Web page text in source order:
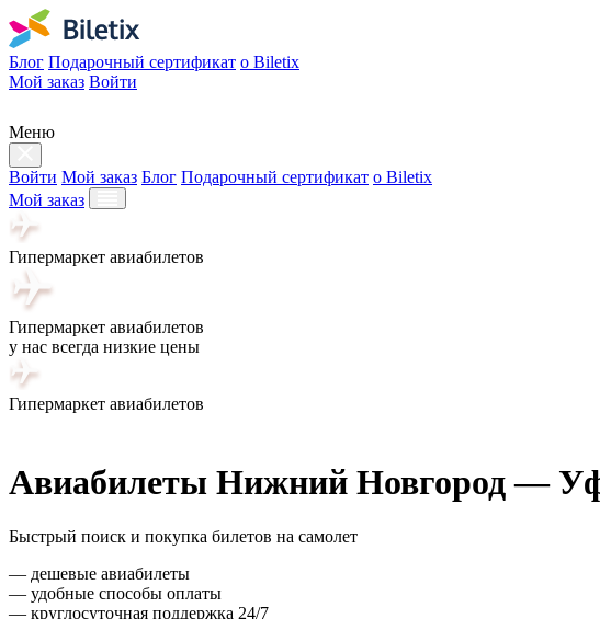
Блог Подарочный сертификат о Biletix
Мой заказ Войти
Меню
Войти Мой заказ Блог Подарочный сертификат о Biletix
Мой заказ
Гипермаркет авиабилетов
Гипермаркет авиабилетов
у нас всегда низкие цены
Гипермаркет авиабилетов
Авиабилеты Нижний Новгород —
Быстрый поиск и покупка билетов на самолет
— дешевые авиабилеты
— удобные способы оплаты
— круглосуточная поддержка 24/7